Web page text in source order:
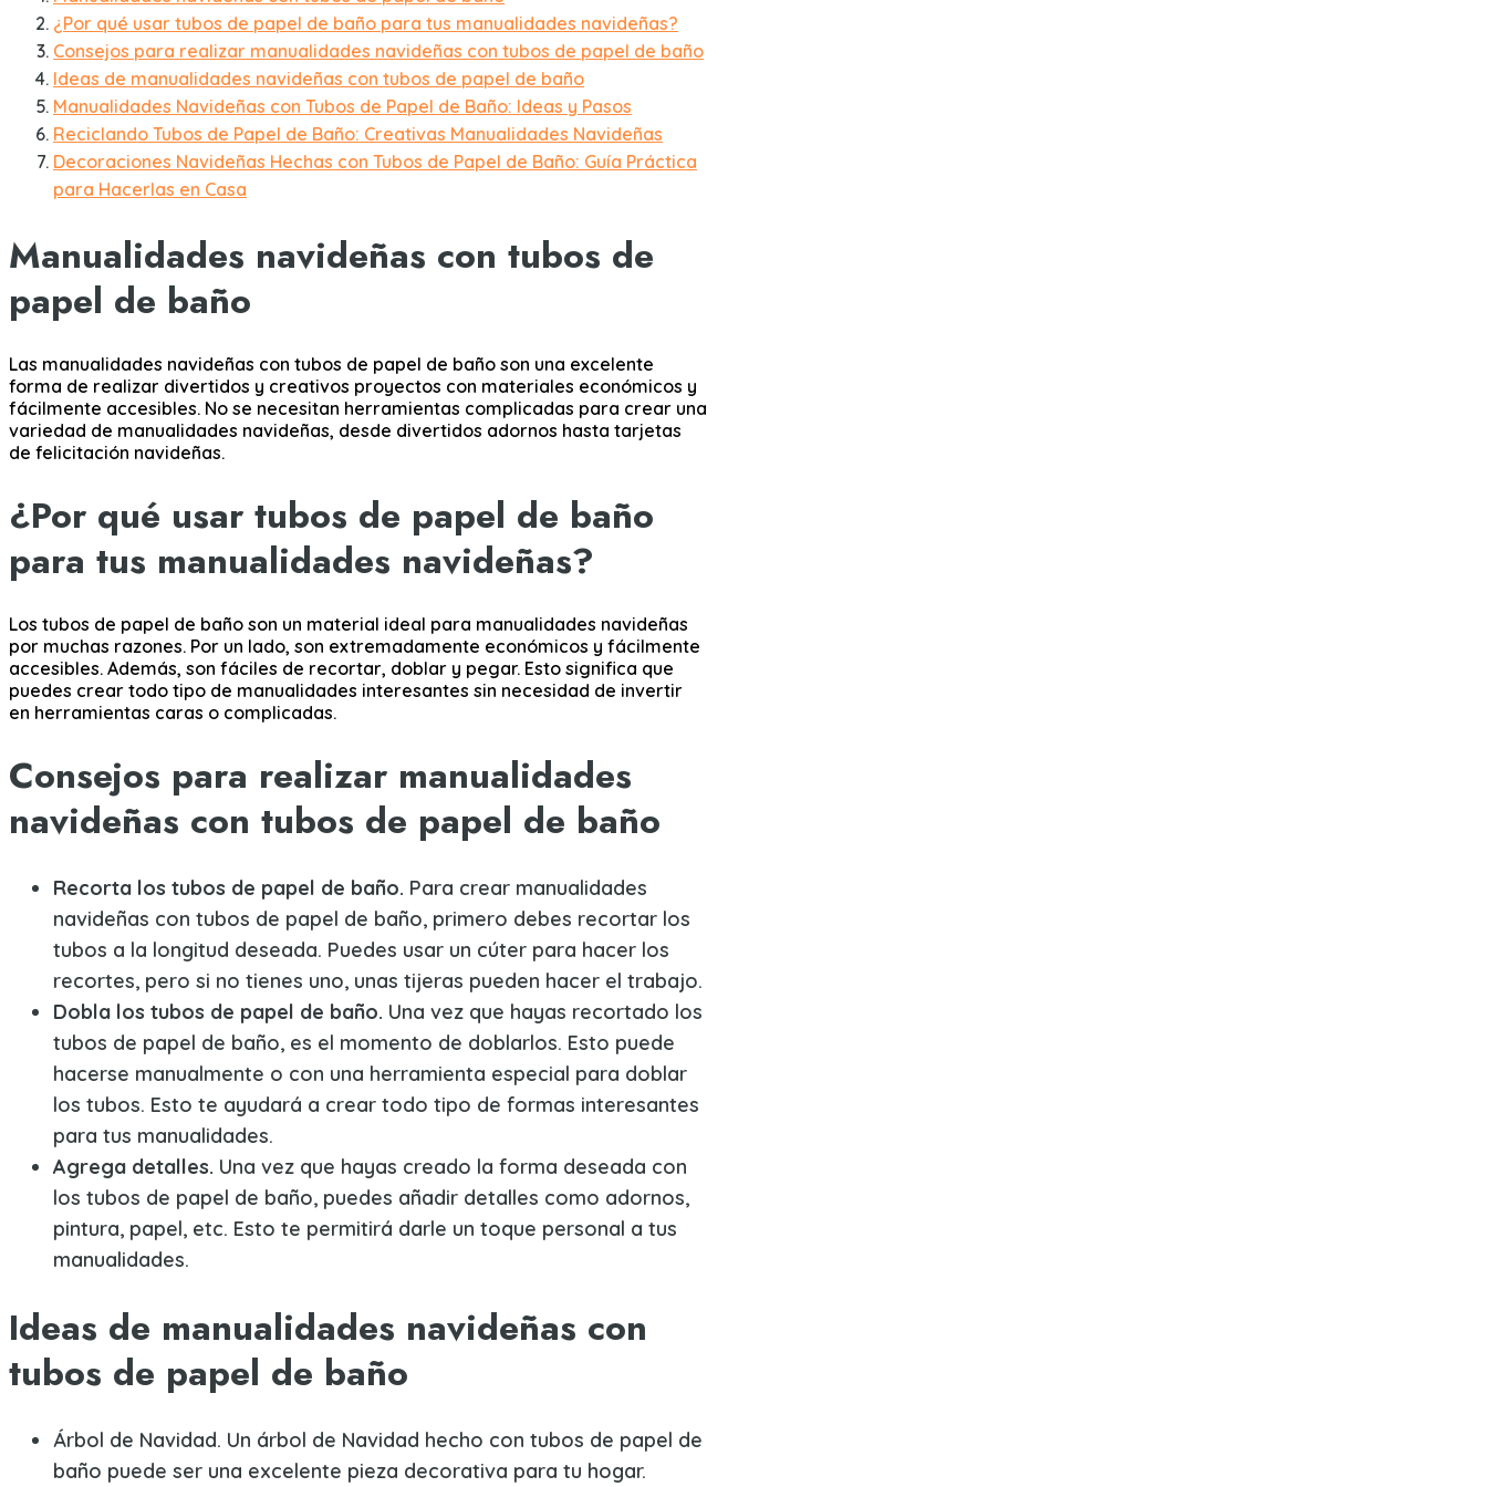
¿Por qué usar tubos de papel de baño para tus manualidades navideñas?
Consejos para realizar manualidades navideñas con tubos de papel de baño
Ideas de manualidades navideñas con tubos de papel de baño
Manualidades Navideñas con Tubos de Papel de Baño: Ideas y Pasos
Reciclando Tubos de Papel de Baño: Creativas Manualidades Navideñas
Decoraciones Navideñas Hechas con Tubos de Papel de Baño: Guía Práctica
para Hacerlas en Casa
Manualidades navideñas con tubos de
papel de baño
Las manualidades navideñas con tubos de papel de baño son una excelente
forma de realizar divertidos y creativos proyectos con materiales económicos y
fácilmente accesibles. No se necesitan herramientas complicadas para crear una
variedad de manualidades navideñas, desde divertidos adornos hasta tarjetas
de felicitación navideñas.
¿Por qué usar tubos de papel de baño
para tus manualidades navideñas?
Los tubos de papel de baño son un material ideal para manualidades navideñas
por muchas razones. Por un lado, son extremadamente económicos y fácilmente
accesibles. Además, son fáciles de recortar, doblar y pegar. Esto significa que
puedes crear todo tipo de manualidades interesantes sin necesidad de invertir
en herramientas caras o complicadas.
Consejos para realizar manualidades
navideñas con tubos de papel de baño
Recorta los tubos de papel de baño. Para crear manualidades
navideñas con tubos de papel de baño, primero debes recortar los
tubos a la longitud deseada. Puedes usar un cúter para hacer los
recortes, pero si no tienes uno, unas tijeras pueden hacer el trabajo.
Dobla los tubos de papel de baño. Una vez que hayas recortado los
tubos de papel de baño, es el momento de doblarlos. Esto puede
hacerse manualmente o con una herramienta especial para doblar
los tubos. Esto te ayudará a crear todo tipo de formas interesantes
para tus manualidades.
Agrega detalles. Una vez que hayas creado la forma deseada con
los tubos de papel de baño, puedes añadir detalles como adornos,
pintura, papel, etc. Esto te permitirá darle un toque personal a tus
manualidades.
Ideas de manualidades navideñas con
tubos de papel de baño
Árbol de Navidad. Un árbol de Navidad hecho con tubos de papel de
baño puede ser una excelente pieza decorativa para tu hogar.